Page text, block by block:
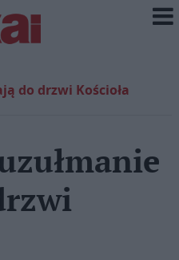
do drzwi Kościoła